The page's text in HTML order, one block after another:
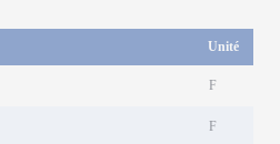
Unité
F
F